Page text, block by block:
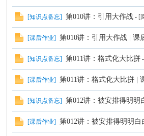
[知识点备忘] 第010讲：引用大作战 - [
[课后作业] 第010讲：引用大作战 | 课
[知识点备忘] 第011讲：格式化大比拼
[课后作业] 第011讲：格式化大比拼 |
[知识点备忘] 第012讲：被安排得明明
[课后作业] 第012讲：被安排得明明